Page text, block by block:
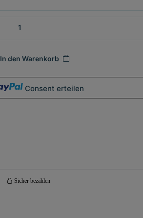
In den Warenkorb
Consent erteilen
Sicher bezahlen